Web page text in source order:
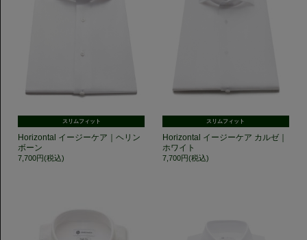
スリムフィット
Horizontal イージーケア｜ヘリン
ボーン
7,700円(税込)
スリムフィット
Horizontal イージーケア カルゼ｜
ホワイト
7,700円(税込)